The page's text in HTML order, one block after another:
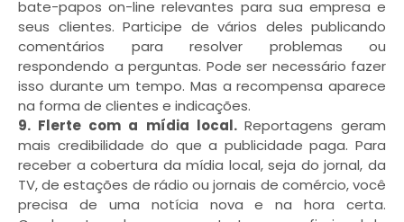
bate-papos on-line relevantes para sua empresa e
seus clientes. Participe de vários deles publicando
comentários para resolver problemas ou
respondendo a perguntas. Pode ser necessário fazer
isso durante um tempo. Mas a recompensa aparece
na forma de clientes e indicações.
9. Flerte com a mídia local. Reportagens geram
mais credibilidade do que a publicidade paga. Para
receber a cobertura da mídia local, seja do jornal, da
TV, de estações de rádio ou jornais de comércio, você
precisa de uma notícia nova e na hora certa.